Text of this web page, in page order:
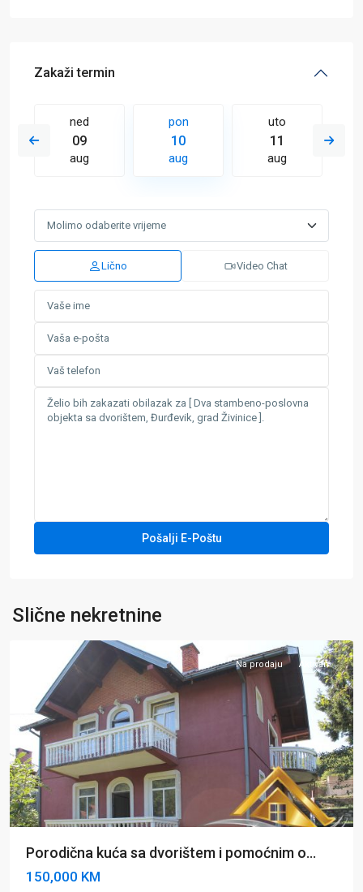
Zakaži termin
ned
09
aug
pon
10
aug
uto
11
aug
Lično Video Chat
Slične nekretnine
Đurđevik
Zivinice
Na prodaju Aktivan
Porodična kuća sa dvorištem i pomoćnim o...
150,000 KM